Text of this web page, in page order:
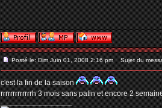
Posté le: Dim Juin 01, 2008 2:16 pm Sujet du
c'est la fin de la saison
rrrrrrrrrrrrrh 3 mois sans patin et encore 2
_________________